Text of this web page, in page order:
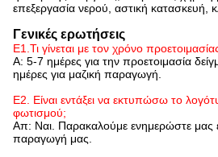
επεξεργασία νερού, αστική κατασκευή,
Γενικές ερωτήσεις
Ε1.Τι γίνεται με τον χρόνο
Α: 5-7 ημέρες για την προετοιμασία
ημέρες για μαζική παραγωγή.
Ε2. Είναι εντάξει να εκτυπώσω το
φωτισμού;
Απ: Ναι. Παρακαλούμε ενημερώστε μας
παραγωγή μας.